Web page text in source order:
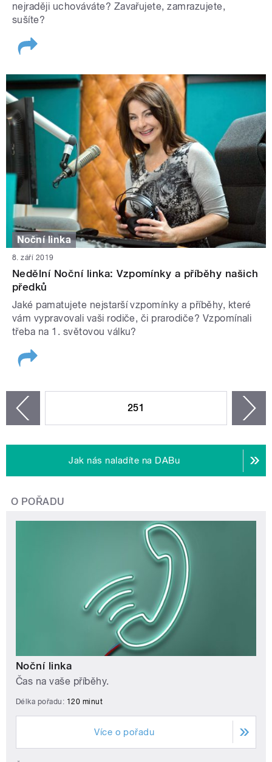
nejraději uchováváte? Zavařujete, zamrazujete,
sušíte?
Noční linka
8. září 2019
Nedělní Noční linka: Vzpomínky a příběhy našich
předků
Jaké pamatujete nejstarší vzpomínky a příběhy, které
vám vypravovali vaši rodiče, či prarodiče? Vzpomínali
třeba na 1. světovou válku?
251
Jak nás naladíte na DABu
O POŘADU
Noční linka
Čas na vaše příběhy.
Délka pořadu: 120 minut
Více o pořadu